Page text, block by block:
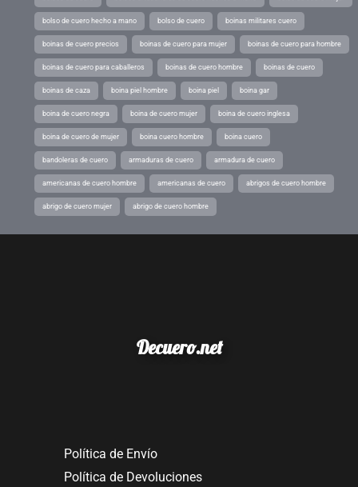
bolso de cuero hecho a mano bolso de cuero boinas militares cuero
boinas de cuero precios boinas de cuero para mujer boinas de cuero para hombre
boinas de cuero para caballeros boinas de cuero hombre boinas de cuero
boinas de caza boina piel hombre boina piel boina gar
boina de cuero negra boina de cuero mujer boina de cuero inglesa
boina de cuero de mujer boina cuero hombre boina cuero
bandoleras de cuero armaduras de cuero armadura de cuero
americanas de cuero hombre americanas de cuero abrigos de cuero hombre
abrigo de cuero mujer abrigo de cuero hombre
Decuero.net
Política de Envío
Política de Devoluciones